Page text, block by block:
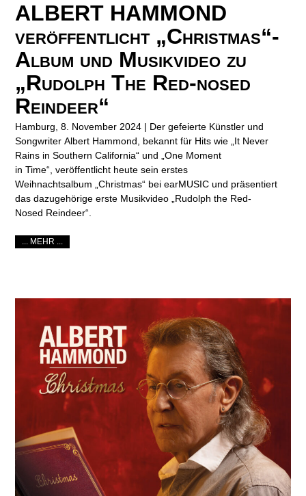
ALBERT HAMMOND
veröffentlicht „Christmas“-
Album und Musikvideo zu
„Rudolph The Red-nosed
Reindeer“
Hamburg, 8. November 2024 | Der gefeierte Künstler und
Songwriter Albert Hammond, bekannt für Hits wie „It Never
Rains in Southern California“ und „One Moment
in Time“, veröffentlicht heute sein erstes
Weihnachtsalbum „Christmas“ bei earMUSIC und präsentiert
das dazugehörige erste Musikvideo „Rudolph the Red-
Nosed Reindeer“.
... MEHR ...